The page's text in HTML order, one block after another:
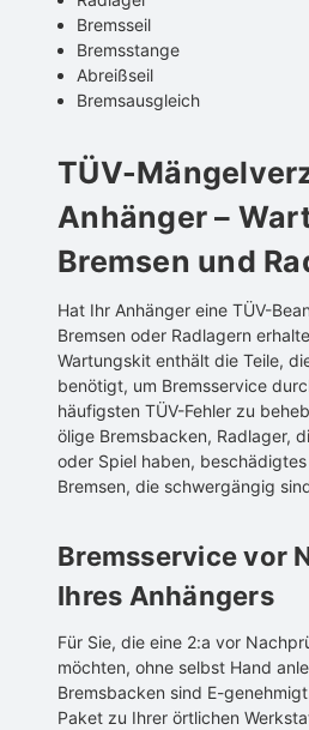
Bremsseil
Bremsstange
Abreißseil
Bremsausgleich
TÜV-
Anhänger –
Bremsen und
Hat Ihr Anhänger eine TÜV-
Bremsen oder Radlagern
Wartungskit enthält die Teile,
benötigt, um Bremsservice
häufigsten TÜV-Fehler zu
ölige Bremsbacken, Radlager,
oder Spiel haben,
Bremsen, die schwergängig
Bremsservice vor
Ihres Anhängers
Für Sie, die eine 2:a vor
möchten, ohne selbst Hand
Bremsbacken sind E-
Paket zu Ihrer örtlichen